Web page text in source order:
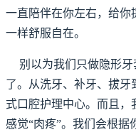
一直陪伴在你左右，给你
一样舒服自在。
别以为我们只做隐形
了。从洗牙、补牙、拔
式口腔护理中心。而且，
感觉“肉疼”。我们会根据